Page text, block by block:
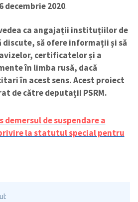
decembrie 2020.
ca angajații instituțiilor de
să ofere informații și să
certificatelor și a
în limba rusă, dacă
în acest sens. Acest proiect
de către deputații PSRM.
demersul de suspendare a
la statutul special pentru